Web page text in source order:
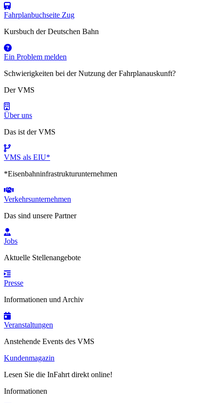
Fahrplanbuchseite Zug
Kursbuch der Deutschen Bahn
Ein Problem melden
Schwierigkeiten bei der Nutzung der Fahrplanauskunft?
Der VMS
Über uns
Das ist der VMS
VMS als EIU*
*Eisenbahninfrastrukturunternehmen
Verkehrsunternehmen
Das sind unsere Partner
Jobs
Aktuelle Stellenangebote
Presse
Informationen und Archiv
Veranstaltungen
Anstehende Events des VMS
Kundenmagazin
Lesen Sie die InFahrt direkt online!
Informationen